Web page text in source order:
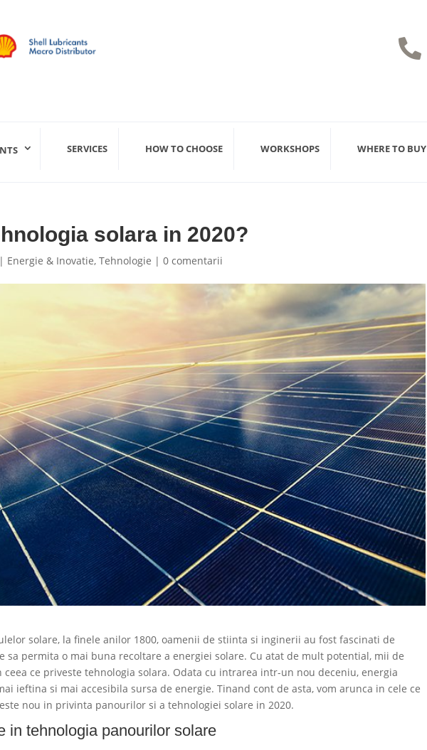

SERVICES HOW TO CHOOSE WORKSHOPS WHERE TO BUY
solara in 2020?
| Energie & Inovatie,Tehnologie |0 comentarii
solare, la finele anilor 1800, oamenii de stiinta si inginerii au fost fascinati de
sa permita o mai buna recoltare a energiei solare. Cu atat de mult potential, mii de
ce priveste tehnologia solara. Odata cu intrarea intr-un nou deceniu, energia
ieftina si mai accesibila sursa de energie. Tinand cont de asta, vom arunca in cele ce
nou in privinta panourilor si a tehnologiei solare in 2020.
in tehnologia panourilor solare